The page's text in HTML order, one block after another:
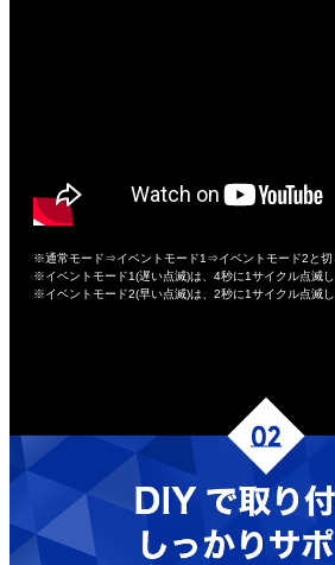
※通常モード⇒イベントモード1⇒イベントモード2と切
※イベントモード1(遅い点滅)は、4秒に1サイクル点滅し
※イベントモード2(早い点滅)は、2秒に1サイクル点滅し